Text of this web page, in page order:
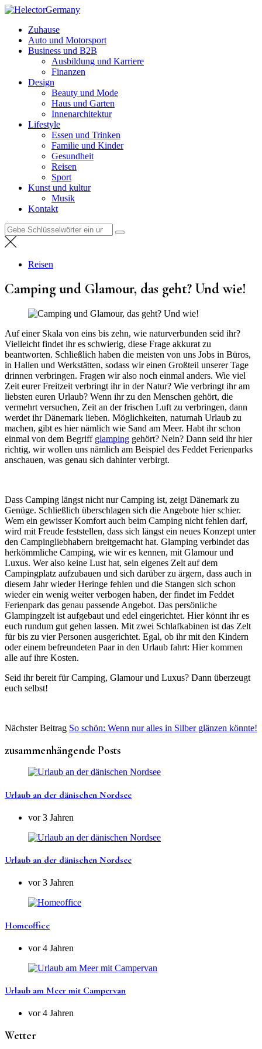
Zum
springen
Weltnachrichten
Zuhause
Auto und Motorsport
Business und B2B
Ausbildung und Karriere
Finanzen
Design
Beauty und Mode
Haus und Garten
Innenarchitektur
Lifestyle
Essen und Trinken
Familie und Kinder
Gesundheit
Reisen
Sport
Kunst und kultur
Musik
Kontakt
Suche
nach:
Reisen
Camping und Glamour, das geht? Und wie!
Auf einer Skala von eins bis zehn, wie naturverbunden seid ihr?
Vielleicht findet ihr es schwierig, diese Frage akkurat zu
beantworten. Schließlich haben die meisten von uns Jobs in Büros,
in Hallen und Werkstätten, sodass wir einen Großteil unserer Tage
drinnen verbringen. Fragen wir also noch einmal anders. Wie viel
Zeit eurer Freitzeit verbringt ihr in der Natur? Wie verbringt ihr am
liebsten euren Urlaub? Wenn ihr zu den Menschen gehört, die
vermehrt versuchen, Zeit an der frischen Luft zu verbringen, dann
werdet ihr Dänemark lieben. Möglichkeiten, naturnah Urlaub zu
machen, gibt es hier nämlich wie Sand am Meer. Habt ihr schon
einmal von dem Begriff glamping gehört? Nein? Dann seid ihr hier
richtig, wir wollen uns nämlich am Beispiel des Feddet Ferienparks
anschauen, was genau sich dahinter verbirgt.
Dass Camping längst nicht nur Camping ist, zeigt Dänemark zu
Genüge. Schließlich überschlagen sich die Angebote hier schier.
Wem ein gewisser Komfort auch beim Camping nicht fehlen darf,
wird mit Freude feststellen, dass sich längst ein neues Konzept unter
den Campingliebhabern breitgemacht hat. Glamping verbindet das
herkömmliche Camping, wie wir es kennen, mit Glamour und
Luxus. Wer also keine Lust hat, sein eigenes Zelt auf dem
Campingplatz aufzubauen und sich darüber zu ärgern, dass auch in
diesem Jahr wieder Heringe fehlen und die Stangen sich schon
wieder ein wenig weiter verbogen haben, der findet im Feddet
Ferienpark das genau passende Angebot. Das persönliche
Glampingzelt ist aufgebaut und edel eingerichtet. Hier könnt ihr es
euch rundum gut gehen lassen. Mit zwei Schlafkabinen ist das Zelt
für bis zu vier Personen ausgerichtet. Egal, ob ihr mit den Kindern
oder einem befreundeten Paar in den Urlaub fahrt: Hier kommen
alle auf ihre Kosten.
Seid ihr bereit für Camping, Glamour und Luxus? Dann überzeugt
euch selbst!
Nächster Beitrag So schön: Wenn nur alles in Silber glänzen könnte!
zusammenhängende Posts
Urlaub an der dänischen Nordsee
vor 3 Jahren
Urlaub an der dänischen Nordsee
vor 3 Jahren
Homeoffice
vor 4 Jahren
Urlaub am Meer mit Campervan
vor 4 Jahren
Wetter